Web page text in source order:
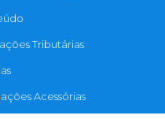
Tributárias
Acessórias